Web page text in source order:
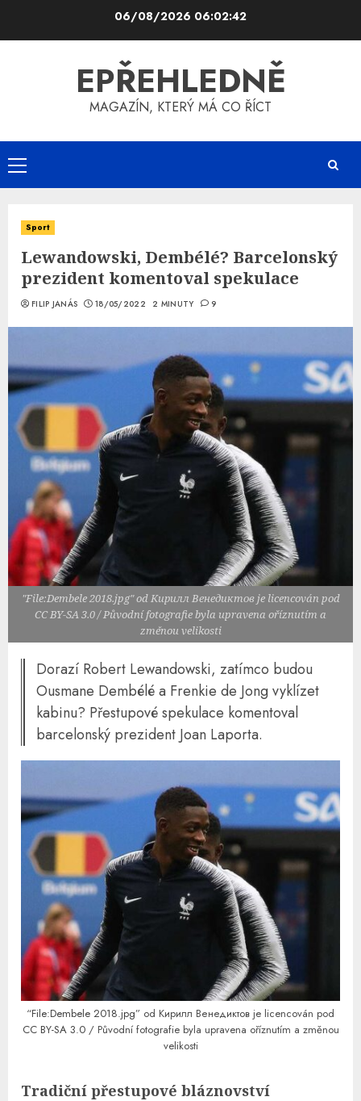
06/08/2026 06:02:42
EPŘEHLEDNĚ
MAGAZÍN, KTERÝ MÁ CO ŘÍCT
Primary
Menu
Sport
Lewandowski, Dembélé? Barcelonský
prezident komentoval spekulace
FILIP JANÁS 18/05/2022 2 MINUTY 9
"File:Dembele 2018.jpg" od Кирилл Венедиктов je licencován pod
CC BY-SA 3.0 / Původní fotografie byla upravena oříznutím a
změnou velikosti
Dorazí Robert Lewandowski, zatímco budou
Ousmane Dembélé a Frenkie de Jong vyklízet
kabinu? Přestupové spekulace komentoval
barcelonský prezident Joan Laporta.
“File:Dembele 2018.jpg” od Кирилл Венедиктов je licencován pod
CC BY-SA 3.0/ Původní fotografie byla upravena oříznutím a změnou
velikosti
Tradiční přestupové bláznovství